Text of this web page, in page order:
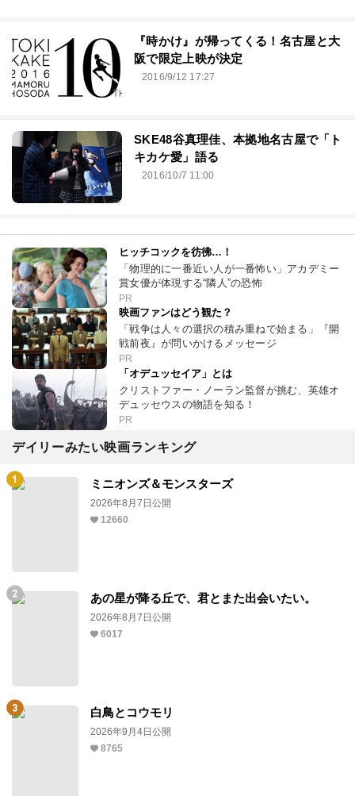
『時かけ』が帰ってくる！名古屋と大
阪で限定上映が決定
2016/9/12 17:27
SKE48谷真理佳、本拠地名古屋で「ト
キカケ愛」語る
2016/10/7 11:00
ヒッチコックを彷彿…！
「物理的に一番近い人が一番怖い」アカデミー
賞女優が体現する“隣人”の恐怖
PR
映画ファンはどう観た？
「戦争は人々の選択の積み重ねで始まる」『開
戦前夜』が問いかけるメッセージ
PR
「オデュッセイア」とは
クリストファー・ノーラン監督が挑む、英雄オ
デュッセウスの物語を知る！
PR
デイリーみたい映画ランキング
ミニオンズ＆モンスターズ
2026年8月7日公開
12660
あの星が降る丘で、君とまた出会いたい。
2026年8月7日公開
6017
白鳥とコウモリ
2026年9月4日公開
8765